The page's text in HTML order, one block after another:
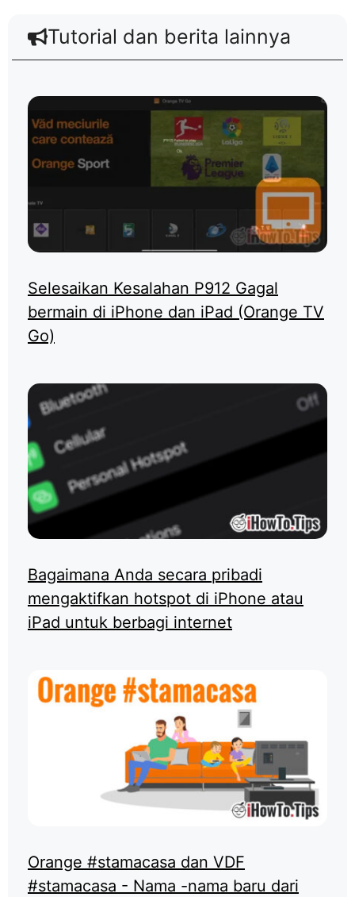
Tutorial dan berita lainnya
Selesaikan Kesalahan P912 Gagal
bermain di iPhone dan iPad (Orange TV
Go)
Bagaimana Anda secara pribadi
mengaktifkan hotspot di iPhone atau
iPad untuk berbagi internet
Orange #stamacasa dan VDF
#stamacasa - Nama -nama baru dari